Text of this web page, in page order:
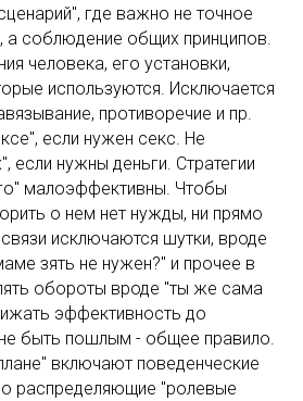
где важно не точное
а соблюдение общих принципов.
человека, его установки,
используются. Исключается
противоречие и пр.
если нужен секс. Не
если нужны деньги. Стратегии
малоэффективны. Чтобы
о нем нет нужды, ни прямо
исключаются шутки, вроде
зять не нужен?" и прочее в
обороты вроде "ты же сама
эффективность до
быть пошлым - общее правило.
включают поведенческие
распределяющие "ролевые